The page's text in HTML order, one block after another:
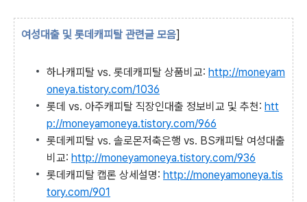
여성대출 및 롯데캐피탈 관련글 모음]
하나캐피탈 vs. 롯데캐피탈 상품비교: http://moneyam
oneya.tistory.com/1036
롯데 vs. 아주캐피탈 직장인대출 정보비교 및 추천: htt
p://moneyamoneya.tistory.com/966
롯데케피탈 vs. 솔로몬저축은행 vs. BS캐피탈 여성대출
비교: http://moneyamoneya.tistory.com/936
롯데캐피탈 캡론 상세설명: http://moneyamoneya.tis
tory.com/901